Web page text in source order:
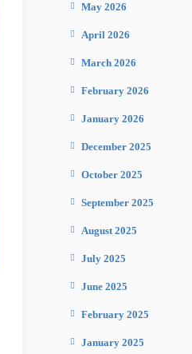
May 2026
April 2026
March 2026
February 2026
January 2026
December 2025
October 2025
September 2025
August 2025
July 2025
June 2025
February 2025
January 2025